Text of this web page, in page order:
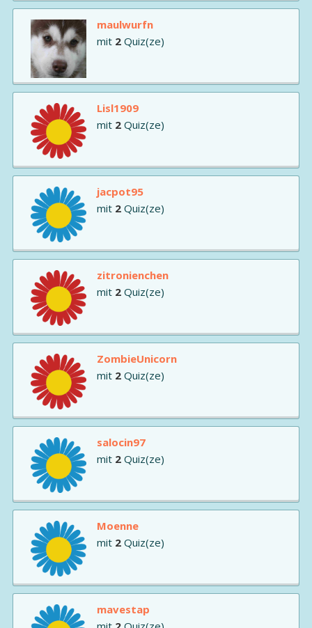
maulwurfn
mit 2Quiz(ze)
Lisl1909
mit 2Quiz(ze)
jacpot95
mit 2Quiz(ze)
zitronienchen
mit 2Quiz(ze)
ZombieUnicorn
mit 2Quiz(ze)
salocin97
mit 2Quiz(ze)
Moenne
mit 2Quiz(ze)
mavestap